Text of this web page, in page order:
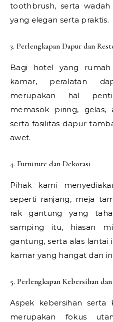
toothbrush, serta
yang elegan serta praktis.
3. Perlengkapan Dapur dan
Bagi hotel yang
kamar, peralatan
merupakan hal
memasok piring,
serta fasilitas dapur
awet.
4. Furniture dan Dekorasi
Pihak kami
seperti ranjang, meja
rak gantung yang
samping itu, hiasan
gantung, serta alas lantai
kamar yang hangat dan
5. Perlengkapan Kebersihan dan
Aspek kebersihan serta
merupakan fokus